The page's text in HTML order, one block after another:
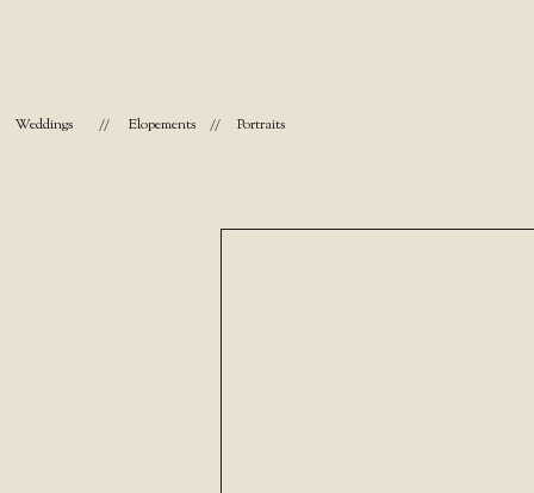
Portraits
//
Elopements
//
Weddings